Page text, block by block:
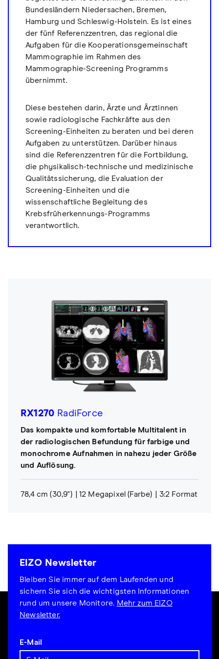
Bundesländern Niedersachen, Bremen,
Hamburg und Schleswig-Holstein. Es ist eines
der fünf Referenzzentren, das regional die
Aufgaben für die Kooperationsgemeinschaft
Mammographie im Rahmen des
Mammographie-Screening Programms
übernimmt.
Diese bestehen darin, Ärzte und Ärztinnen
sowie radiologische Fachkräfte aus den
Screening-Einheiten zu beraten und bei deren
Aufgaben zu unterstützen. Darüber hinaus
sind die Referenzzentren für die Fortbildung,
die physikalisch-technische und medizinische
Qualitätssicherung, die Evaluation der
Screening-Einheiten und die
wissenschaftliche Begleitung des
Krebsfrüherkennungs-Programms
verantwortlich.
RX1270 RadiForce
Das kompakte und komfortable Multitalent in
der radiologischen Befundung für farbige und
monochrome Aufnahmen in nahezu jeder Größe
und Auflösung.
78,4 cm (30,9") 12 Megapixel (Farbe) 3:2 Format
EIZO Newsletter
Bleiben Sie immer auf dem Laufenden und
sichern Sie sich die wichtigsten Informationen
rund um unsere Monitore. Mehr zum EIZO
Newsletter.
E-Mail